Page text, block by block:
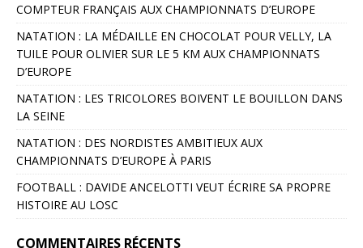
COMPTEUR FRANÇAIS AUX CHAMPIONNATS D’EUROPE
NATATION : LA MÉDAILLE EN CHOCOLAT POUR VELLY, LA
TUILE POUR OLIVIER SUR LE 5 KM AUX CHAMPIONNATS
D’EUROPE
NATATION : LES TRICOLORES BOIVENT LE BOUILLON DANS
LA SEINE
NATATION : DES NORDISTES AMBITIEUX AUX
CHAMPIONNATS D’EUROPE À PARIS
FOOTBALL : DAVIDE ANCELOTTI VEUT ÉCRIRE SA PROPRE
HISTOIRE AU LOSC
COMMENTAIRES RÉCENTS